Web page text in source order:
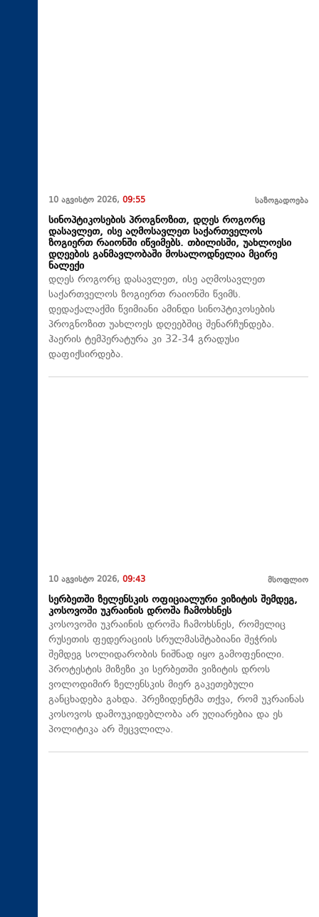
10 აგვისტო 2026, 09:55 საზოგადოება
სინოპტიკოსების პროგნოზით, დღეს როგორც
დასავლეთ, ისე აღმოსავლეთ საქართველოს
ზოგიერთ რაიონში იწვიმებს. თბილისში, უახლოესი
დღეების განმავლობაში მოსალოდნელია მცირე
ნალექი
დღეს როგორც დასავლეთ, ისე აღმოსავლეთ
საქართველოს ზოგიერთ რაიონში წვიმს.
დედაქალაქში წვიმიანი ამინდი სინოპტიკოსების
პროგნოზით უახლოეს დღეებშიც შენარჩუნდება.
ჰაერის ტემპერატურა კი 32-34 გრადუსი
დაფიქსირდება.
10 აგვისტო 2026, 09:43 მსოფლიო
სერბეთში ზელენსკის ოფიციალური ვიზიტის შემდეგ,
კოსოვოში უკრაინის დროშა ჩამოხსნეს
კოსოვოში უკრაინის დროშა ჩამოხსნეს, რომელიც
რუსეთის ფედერაციის სრულმასშტაბიანი შეჭრის
შემდეგ სოლიდარობის ნიშნად იყო გამოფენილი.
პროტესტის მიზეზი კი სერბეთში ვიზიტის დროს
ვოლოდიმირ ზელენსკის მიერ გაკეთებული
განცხადება გახდა. პრეზიდენტმა თქვა, რომ უკრაინას
კოსოვოს დამოუკიდებლობა არ უღიარებია და ეს
პოლიტიკა არ შეცვლილა.